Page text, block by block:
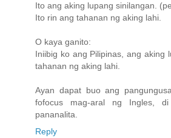
Ito ang aking lupang sinilangan.
Ito rin ang tahanan ng aking lahi.
O kaya ganito:
Iniibig ko ang Pilipinas, ang aking
tahanan ng aking lahi.
Ayan dapat buo ang
fofocus mag-aral ng Ingles,
pananalita.
Reply